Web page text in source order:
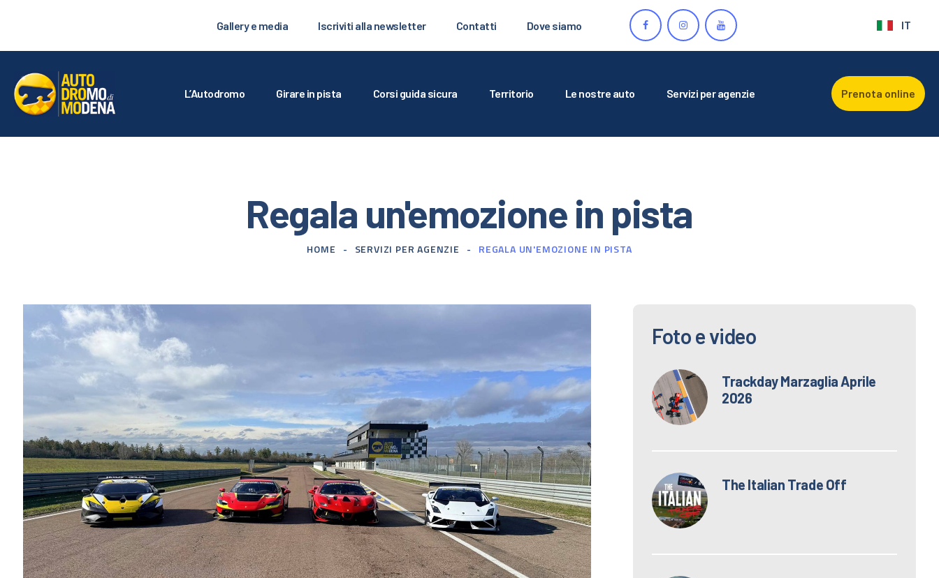
Gallery e media Iscriviti alla newsletter Contatti Dove siamo IT
L’Autodromo Girare in pista Corsi guida sicura Territorio Le nostre auto Servizi per agenzie Prenota online
L’AUTODROMO
GIRARE IN PISTA
CORSI GUIDA SICURA
TERRITORIO
SERVIZI PER AGENZIE
GALLERY E MEDIA
CONTATTI
DOVE SIAMO
IT
EN
Regala un'emozione in pista
HOME SERVIZI PER AGENZIE REGALA UN'EMOZIONE IN PISTA
Foto e video
Trackday Marzaglia Aprile
2026
The Italian Trade Off